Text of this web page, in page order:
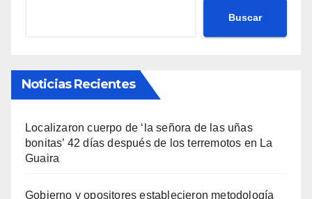
Buscar
Noticias Recientes
Localizaron cuerpo de ‘la señora de las uñas
bonitas’ 42 días después de los terremotos en La
Guaira
Gobierno y opositores establecieron metodología